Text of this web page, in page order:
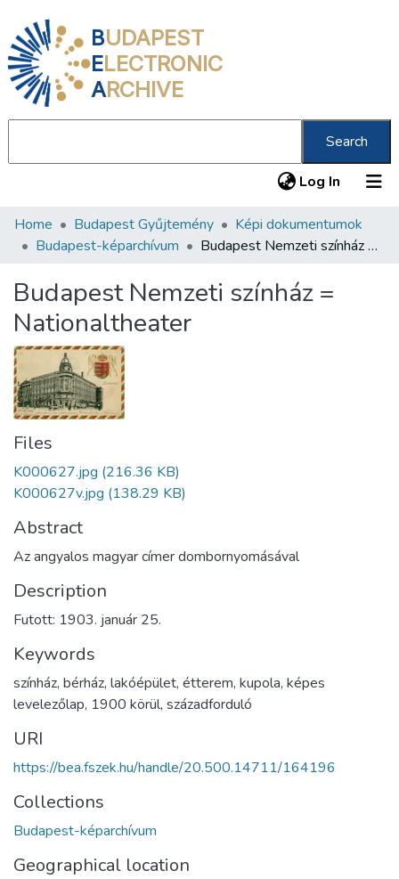
BUDAPEST
ELECTRONIC
ARCHIVE
Search
Log In (current)
Communities & Collections
Statistics
About us
Home Budapest Gyűjtemény
Képi dokumentumok
Budapest-képarchívum
Budapest Nemzeti színház = Nationaltheater
Budapest Nemzeti színház =
Nationaltheater
Files
K000627.jpg (216.36 KB)
K000627v.jpg (138.29 KB)
Abstract
Az angyalos magyar címer dombornyomásával
Description
Futott: 1903. január 25.
Keywords
színház, bérház, lakóépület, étterem, kupola, képes
levelezőlap, 1900 körül, századforduló
URI
https://bea.fszek.hu/handle/20.500.14711/164196
Collections
Budapest-képarchívum
Geographical location